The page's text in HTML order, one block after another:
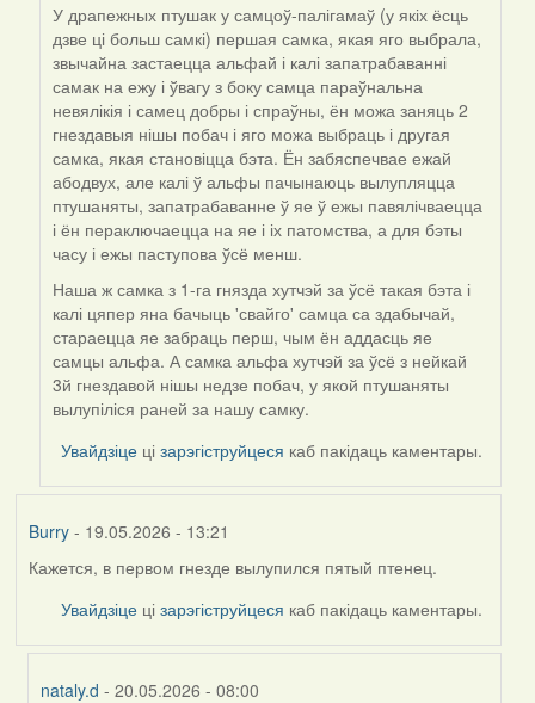
У драпежных птушак у самцоў-палігамаў (у якіх ёсць
дзве ці больш самкі) першая самка, якая яго выбрала,
звычайна застаецца альфай і калі запатрабаванні
самак на ежу і ўвагу з боку самца параўнальна
невялікія і самец добры і спраўны, ён можа заняць 2
гнездавыя нішы побач і яго можа выбраць і другая
самка, якая становіцца бэта. Ён забяспечвае ежай
абодвух, але калі ў альфы пачынаюць вылупляцца
птушаняты, запатрабаванне ў яе ў ежы павялічваецца
і ён пераключаецца на яе і іх патомства, а для бэты
часу і ежы паступова ўсё менш.
Наша ж самка з 1-га гнязда хутчэй за ўсё такая бэта і
калі цяпер яна бачыць 'свайго' самца са здабычай,
стараецца яе забраць перш, чым ён аддасць яе
самцы альфа. А самка альфа хутчэй за ўсё з нейкай
3й гнездавой нішы недзе побач, у якой птушаняты
вылупіліся раней за нашу самку.
Увайдзіце цізарэгіструйцеся каб пакідаць каментары.
Burry- 19.05.2026 - 13:21
Кажется, в первом гнезде вылупился пятый птенец.
Увайдзіце цізарэгіструйцеся каб пакідаць каментары.
nataly.d - 20.05.2026 - 08:00